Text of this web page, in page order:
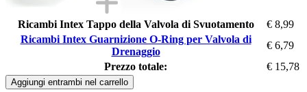
Ricambi Intex Tappo della Valvola di Svuotamento
€ 8,99
Ricambi Intex Guarnizione O-Ring per Valvola di
Drenaggio
€ 6,79
Prezzo totale:
€ 15,78
Aggiungi entrambi nel carrello